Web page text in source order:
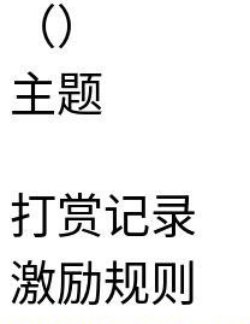
（）
主题
打赏记录
激励规则